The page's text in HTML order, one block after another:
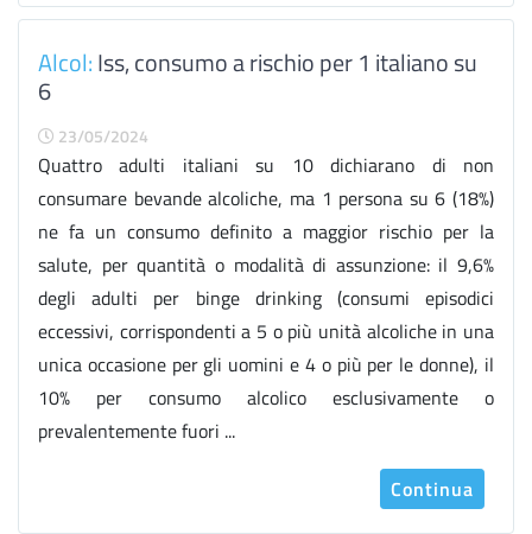
Alcol:Iss, consumo a rischio per 1 italiano su
6
23/05/2024
Quattro adulti italiani su 10 dichiarano di non
consumare bevande alcoliche, ma 1 persona su 6 (18%)
ne fa un consumo definito a maggior rischio per la
salute, per quantità o modalità di assunzione: il 9,6%
degli adulti per binge drinking (consumi episodici
eccessivi, corrispondenti a 5 o più unità alcoliche in una
unica occasione per gli uomini e 4 o più per le donne), il
10% per consumo alcolico esclusivamente o
prevalentemente fuori ...
Continua